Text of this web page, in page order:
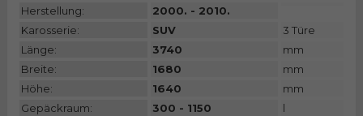
Herstellung:
2000. - 2010.
Karosserie:
SUV
3 Türe
Länge:
3740
mm
Breite:
1680
mm
Höhe:
1640
mm
Gepäckraum:
300 - 1150
l